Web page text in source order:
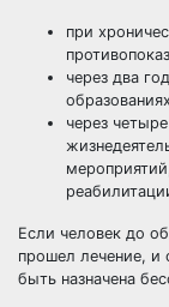
при
через два
через
Если человек до
прошел лечение, и
быть назначена